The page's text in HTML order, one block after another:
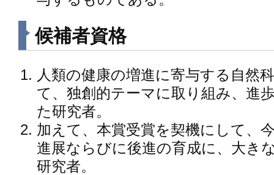
候補者資格
人類の健康の増進に寄与する自然
て、独創的テーマに取り組み、進
た研究者。
加えて、本賞受賞を契機にして、
進展ならびに後進の育成に、大き
研究者。